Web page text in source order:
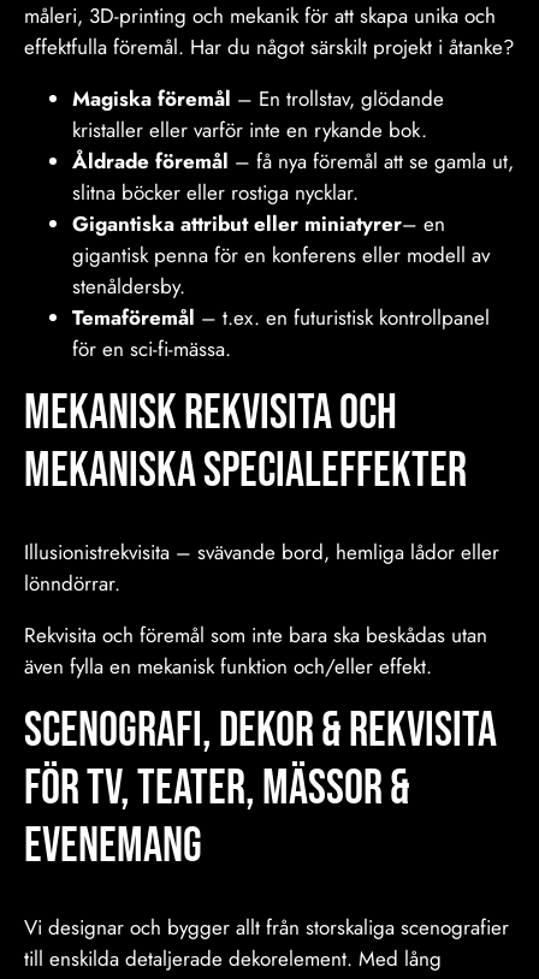
måleri, 3D-printing och mekanik för att skapa unika och
effektfulla föremål. Har du något särskilt projekt i åtanke?
Magiska föremål – En trollstav, glödande
kristaller eller varför inte en rykande bok.
Åldrade föremål – få nya föremål att se gamla ut,
slitna böcker eller rostiga nycklar.
Gigantiska attribut eller miniatyrer– en
gigantisk penna för en konferens eller modell av
stenåldersby.
Temaföremål – t.ex. en futuristisk kontrollpanel
för en sci-fi-mässa.
Mekanisk rekvisita och
mekaniska specialeffekter
Illusionistrekvisita – svävande bord, hemliga lådor eller
lönndörrar.
Rekvisita och föremål som inte bara ska beskådas utan
även fylla en mekanisk funktion och/eller effekt.
Scenografi, Dekor & Rekvisita
för TV, Teater, Mässor &
Evenemang
Vi designar och bygger allt från storskaliga scenografier
till enskilda detaljerade dekorelement. Med lång